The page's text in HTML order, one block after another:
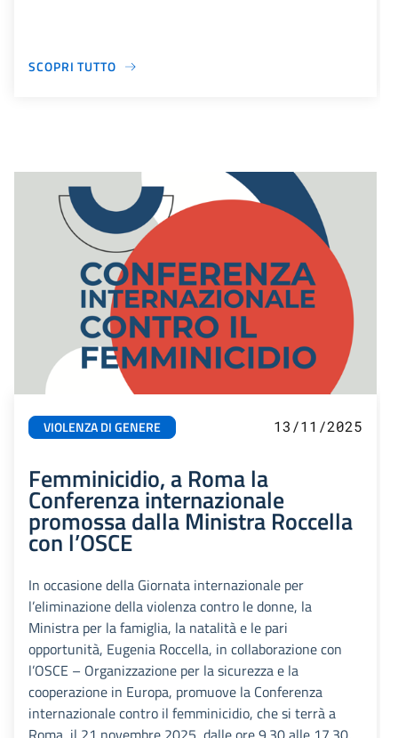
SCOPRI TUTTO
VIOLENZA DI GENERE 13/11/2025
Femminicidio, a Roma la
Conferenza internazionale
promossa dalla Ministra Roccella
con l’OSCE
In occasione della Giornata internazionale per
l’eliminazione della violenza contro le donne, la
Ministra per la famiglia, la natalità e le pari
opportunità, Eugenia Roccella, in collaborazione con
l’OSCE – Organizzazione per la sicurezza e la
cooperazione in Europa, promuove la Conferenza
internazionale contro il femminicidio, che si terrà a